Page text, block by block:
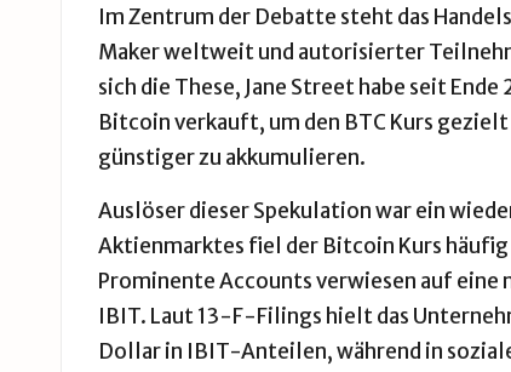
Im Zentrum der Debatte steht das
Maker weltweit und autorisierter
sich die These, Jane Street habe seit
Bitcoin verkauft, um den BTC Kurs
günstiger zu akkumulieren.
Auslöser dieser Spekulation war ein
Aktienmarktes fiel der Bitcoin Kurs
Prominente Accounts verwiesen auf eine
IBIT. Laut 13-F-Filings hielt das
Dollar in IBIT-Anteilen, während in